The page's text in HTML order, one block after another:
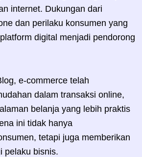
internet. Dukungan dari
dan perilaku konsumen yang
digital menjadi pendorong
e-commerce telah
dalam transaksi online,
belanja yang lebih praktis
ini tidak hanya
tetapi juga memberikan
pelaku bisnis.